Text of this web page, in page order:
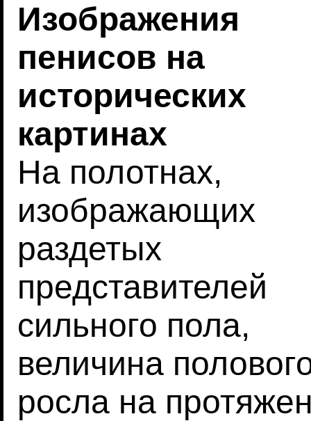
Изображения
пенисов на
исторических
картинах
На полотнах,
изображающих
раздетых
представителей
сильного пола,
величина
росла на